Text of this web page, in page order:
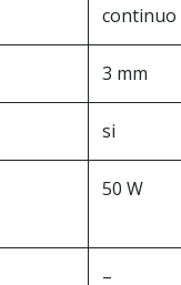
continuo
3 mm
si
50 W
–